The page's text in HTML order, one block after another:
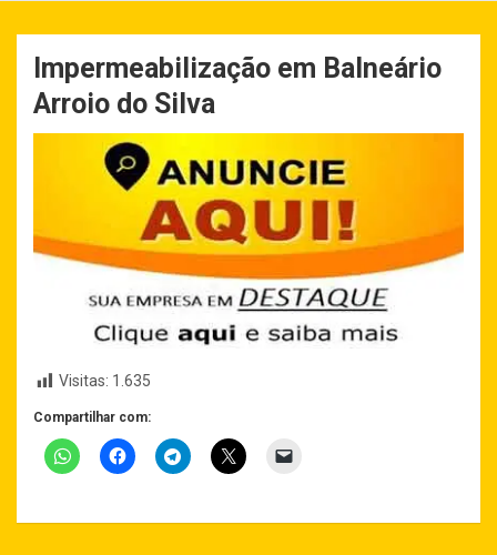
Impermeabilização em Balneário
Arroio do Silva
Visitas: 1.635
Compartilhar com: